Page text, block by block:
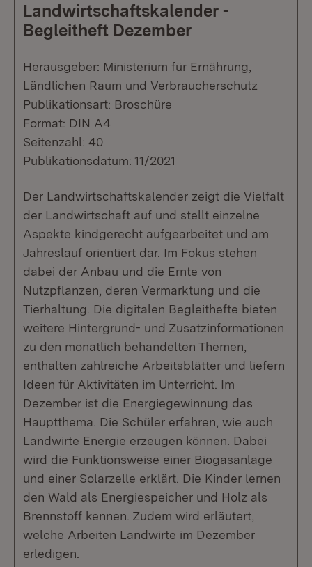
Landwirtschaftskalender -
Begleitheft Dezember
Herausgeber: Ministerium für Ernährung,
Ländlichen Raum und Verbraucherschutz
Publikationsart: Broschüre
Format: DIN A4
Seitenzahl: 40
Publikationsdatum: 11/2021
Der Landwirtschaftskalender zeigt die Vielfalt
der Landwirtschaft auf und stellt einzelne
Aspekte kindgerecht aufgearbeitet und am
Jahreslauf orientiert dar. Im Fokus stehen
dabei der Anbau und die Ernte von
Nutzpflanzen, deren Vermarktung und die
Tierhaltung. Die digitalen Begleithefte bieten
weitere Hintergrund- und Zusatzinformationen
zu den monatlich behandelten Themen,
enthalten zahlreiche Arbeitsblätter und liefern
Ideen für Aktivitäten im Unterricht. Im
Dezember ist die Energiegewinnung das
Hauptthema. Die Schüler erfahren, wie auch
Landwirte Energie erzeugen können. Dabei
wird die Funktionsweise einer Biogasanlage
und einer Solarzelle erklärt. Die Kinder lernen
den Wald als Energiespeicher und Holz als
Brennstoff kennen. Zudem wird erläutert,
welche Arbeiten Landwirte im Dezember
erledigen.